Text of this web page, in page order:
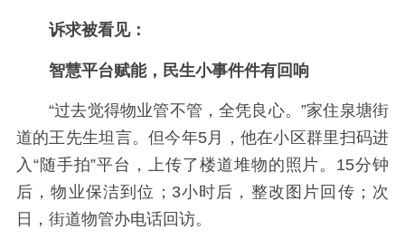
诉求被看见：
智慧平台赋能，民生小事件件有回响
“过去觉得物业管不管，全凭良心。”家住泉塘街
道的王先生坦言。但今年5月，他在小区群里扫码进
入“随手拍”平台，上传了楼道堆物的照片。15分钟
后，物业保洁到位；3小时后，整改图片回传；次
日，街道物管办电话回访。